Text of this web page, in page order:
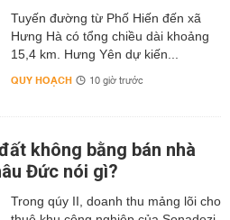
Tuyến đường từ Phố Hiến đến xã
Hưng Hà có tổng chiều dài khoảng
15,4 km. Hưng Yên dự kiến...
QUY HOẠCH 10 giờ trước
không bằng bán nhà
Đức nói gì?
Trong qúy II, doanh thu mảng lõi cho